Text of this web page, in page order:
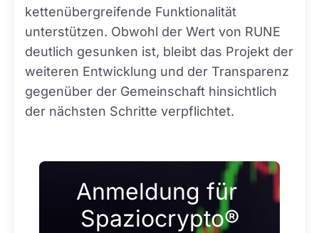
kettenübergreifende Funktionalität
unterstützen. Obwohl der Wert von RUNE
deutlich gesunken ist, bleibt das Projekt der
weiteren Entwicklung und der Transparenz
gegenüber der Gemeinschaft hinsichtlich
der nächsten Schritte verpflichtet.
Anmeldung für
Spaziocrypto®